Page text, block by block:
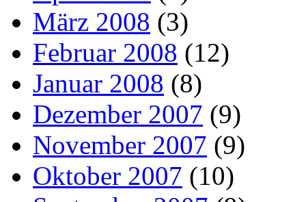
März 2008 (3)
Februar 2008 (12)
Januar 2008 (8)
Dezember 2007 (9)
November 2007 (9)
Oktober 2007 (10)